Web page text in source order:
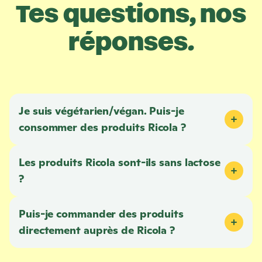
Tes questions, nos
réponses.
Je suis végétarien/végan. Puis-je
consommer des produits Ricola ?
Les produits Ricola sont-ils sans lactose
?
Puis-je commander des produits
directement auprès de Ricola ?